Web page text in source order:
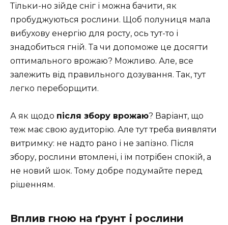
Тільки-но зійде сніг і можна бачити, як
пробуджуються рослини. Щоб полуниця мала
вибухову енергію для росту, ось тут-то і
знадобиться гній. Та чи допоможе це досягти
оптимального врожаю? Можливо. Але, все
залежить від правильного дозування. Так, тут
легко переборщити.
А як щодо після збору врожаю? Варіант, що
теж має свою аудиторію. Але тут треба виявляти
витримку: не надто рано і не запізно. Після
збору, рослини втомлені, і їм потрібен спокій, а
не новий шок. Тому добре подумайте перед
рішенням.
Вплив гною на ґрунт і рослини